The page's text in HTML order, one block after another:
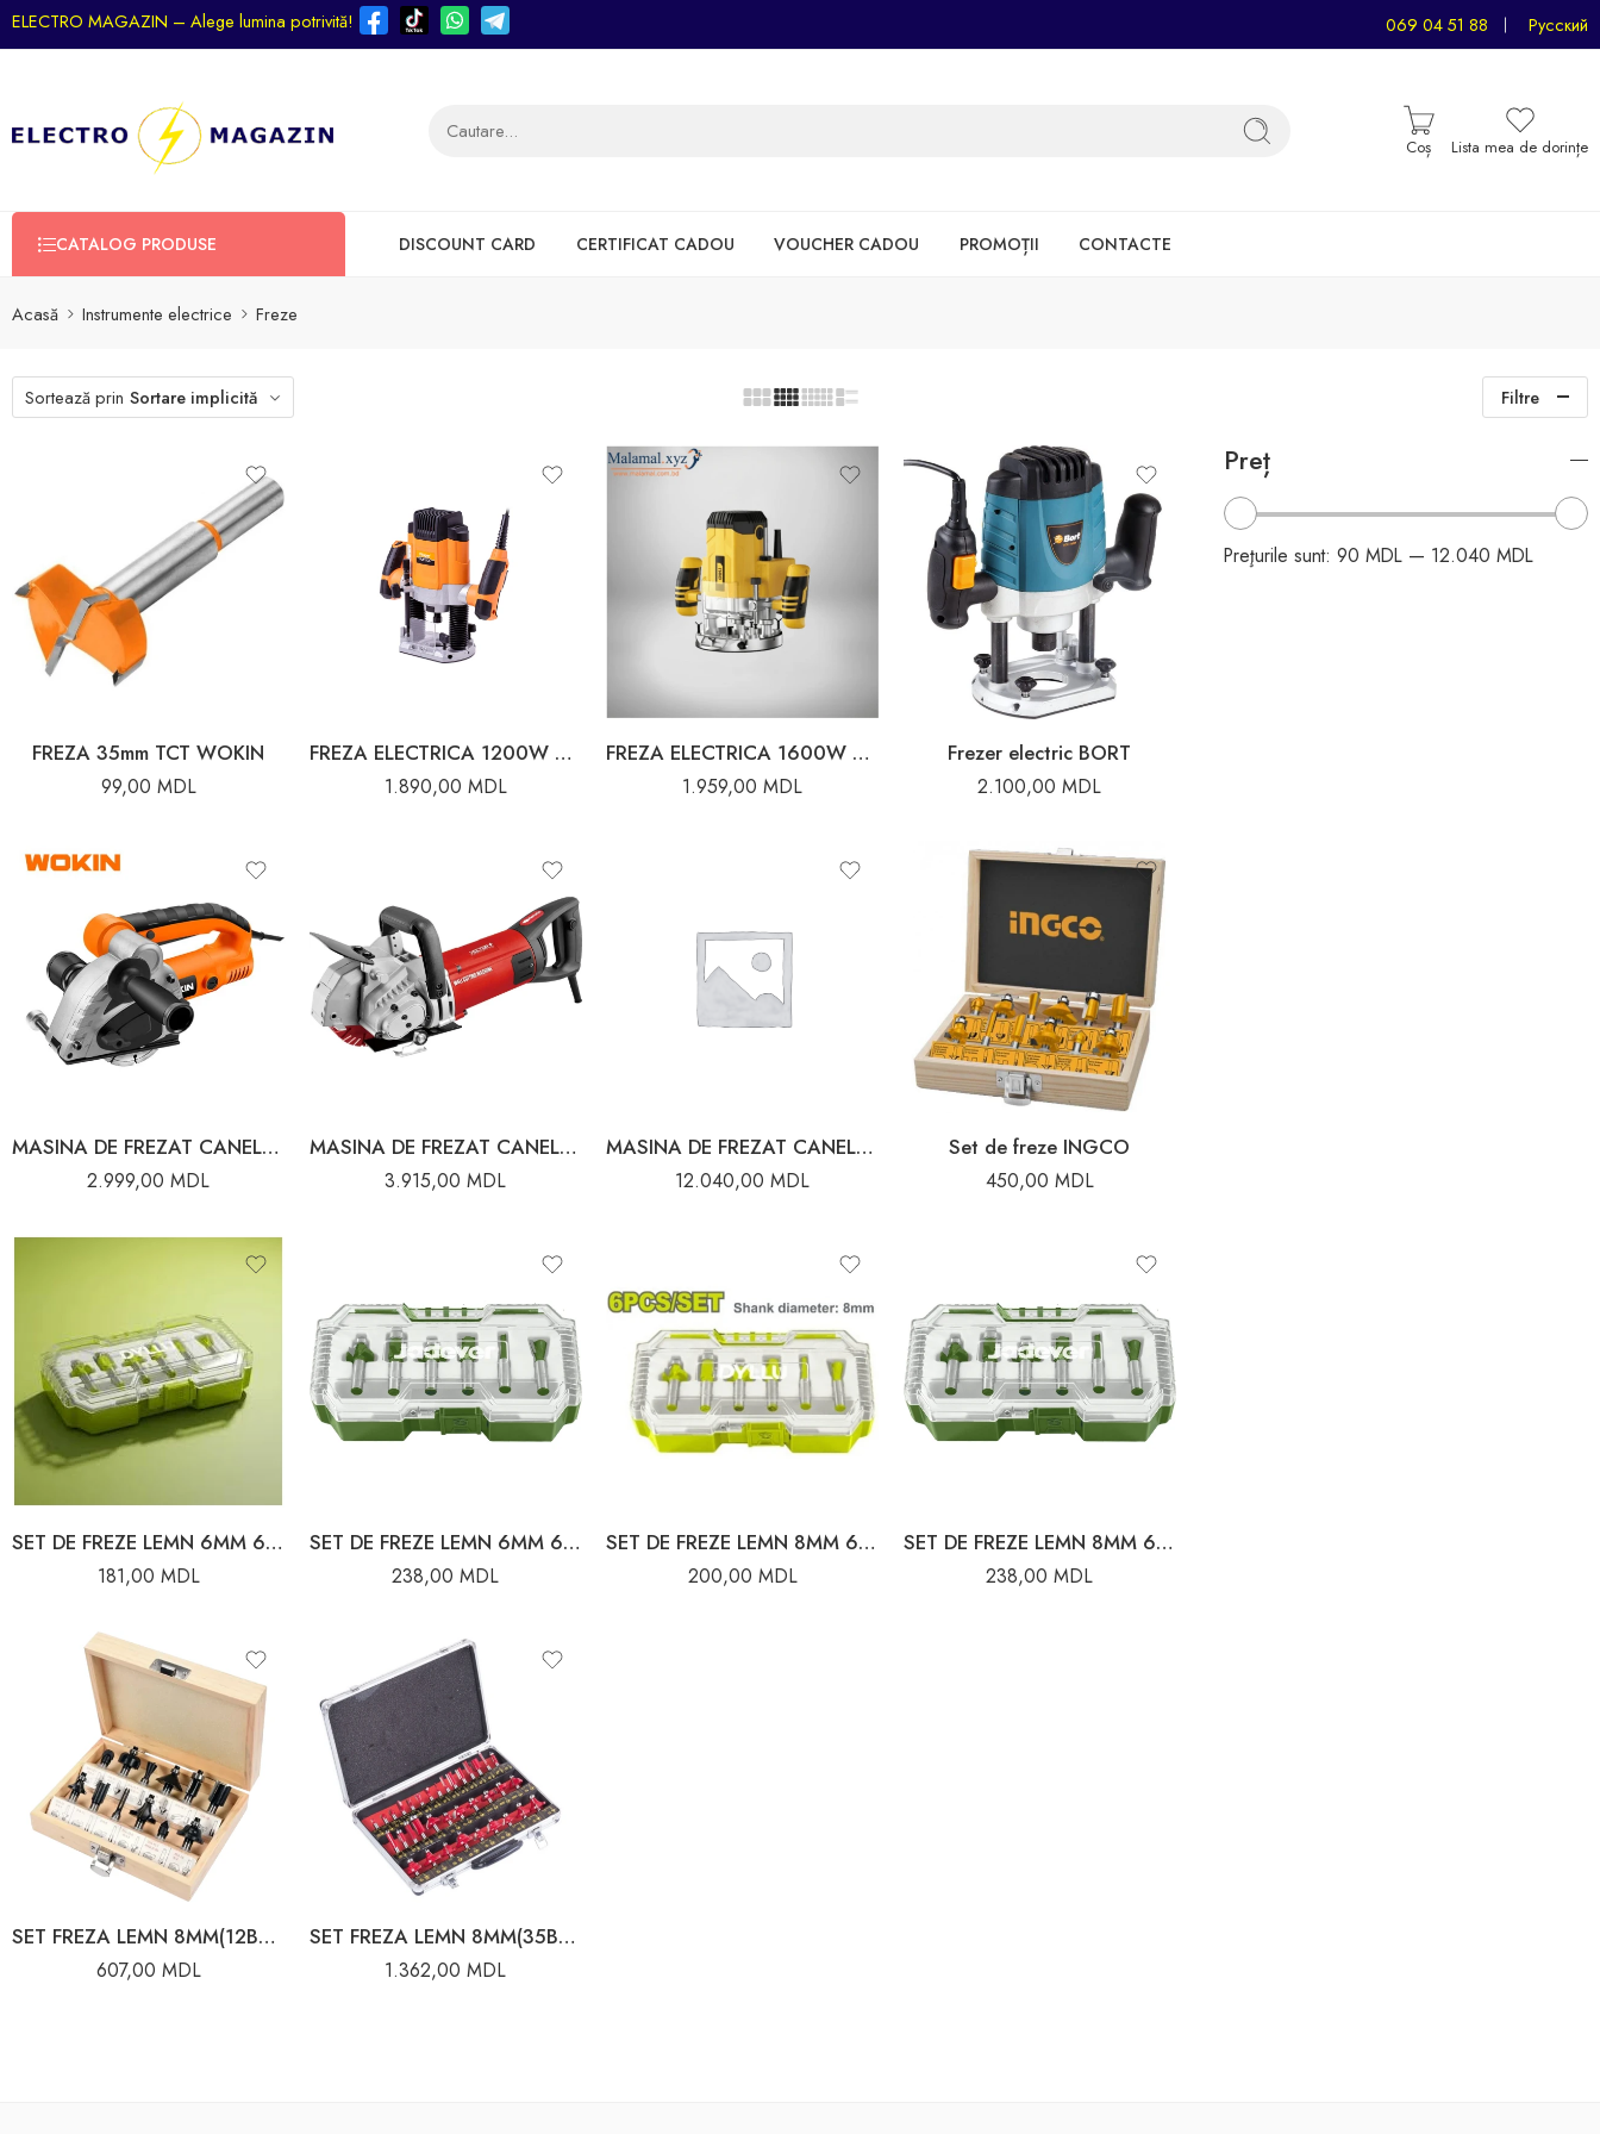
ELECTRO MAGAZIN – Alege lumina potrivită! 069 04 51 88 Русский
Coș Lista mea de dorințe
CATALOG PRODUSE DISCOUNT CARD CERTIFICAT CADOU VOUCHER CADOU PROMOȚII CONTACTE
Acasă Instrumente electrice Freze
Filtre
Sortează prin Sortare implicită
FREZA 35mm TCT WOKIN
99,00 MDL
FREZA ELECTRICA 1200W VILLAGER
1.890,00 MDL
FREZA ELECTRICA 1600W 12MM DELI
1.959,00MDL
Frezer electric BORT
2.100,00MDL
MASINA DE FREZAT CANELURI 1500W 125mm WOKIN
2.999,00MDL
MASINA DE FREZAT CANELURI 2800W VECTOR
3.915,00MDL
MASINA DE FREZAT CANELURI MFE 40 METABO
12.040,00MDL
Set de freze INGCO
450,00 MDL
SET DE FREZE LEMN 6MM 6BUC DYLLU
181,00 MDL
SET DE FREZE LEMN 6MM 6BUC JADEVER
238,00MDL
SET DE FREZE LEMN 8MM 6BUC DYLLU
200,00 MDL
SET DE FREZE LEMN 8MM 6BUC JADEVER
238,00MDL
SET FREZA LEMN 8MM(12BUC)
607,00 MDL
SET FREZA LEMN 8MM(35BUC)
1.362,00MDL
Preț
Preţurile sunt: 90 MDL — 12.040 MDL